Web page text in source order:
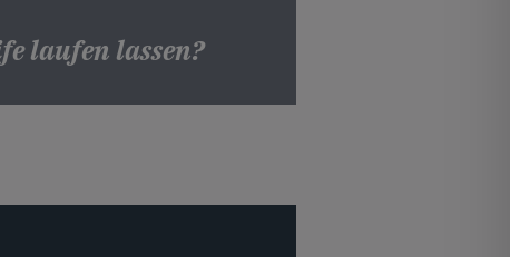
laufen lassen?